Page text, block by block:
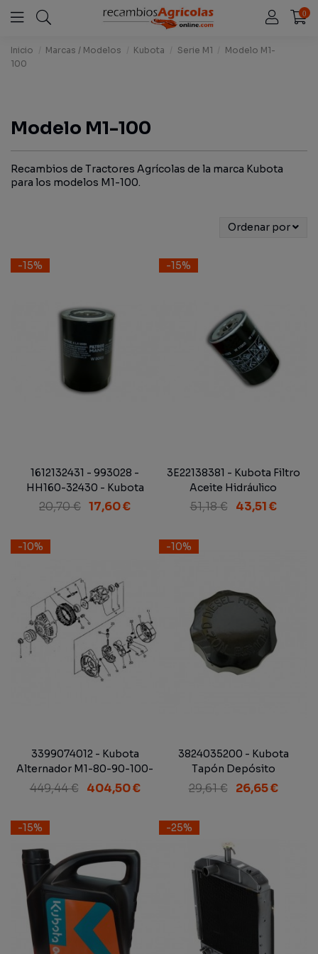
0
Inicio Marcas / Modelos Kubota Serie M1
Modelo M1-
100
Modelo M1-100
Recambios de Tractores Agrícolas de la marca Kubota
para los modelos M1-100.
Ordenar por
-15%
1612132431 - 993028 -
HH160-32430 - Kubota
Filtro Aceite Motor
20,70 € 17,60 €
-15%
3E22138381 - Kubota Filtro
Aceite Hidráulico
51,18 € 43,51 €
-10%
3399074012 - Kubota
Alternador M1-80-90-100-
110 Cabina Integral con Aire
Acondicionado
449,44 € 404,50 €
-10%
3824035200 - Kubota
Tapón Depósito
Combustible M1-80, M1-
90, M1-100, M1-110 DT
29,61 € 26,65 €
-15% -25%